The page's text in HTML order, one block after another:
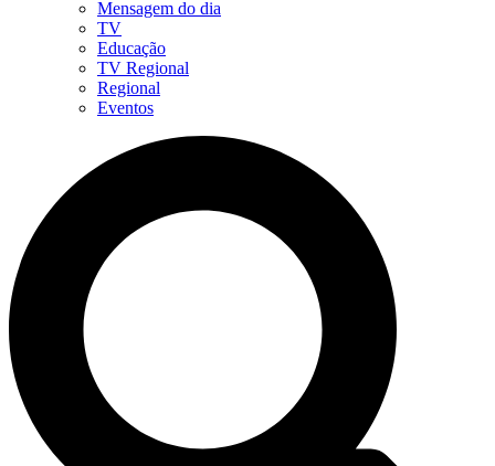
Mensagem do dia
TV
Educação
TV Regional
Regional
Eventos